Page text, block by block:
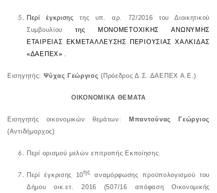
Περί έγκρισηςτης υπ. αρ. 72/2016 του Διοικητικού
Συμβουλίουτης ΜΟΝΟΜΕΤΟΧΙΚΗΣ ΑΝΩΝΥΜΗΣ
ΕΤΑΙΡΕΙΑΣ ΕΚΜΕΤΑΛΛΕΥΣΗΣ ΠΕΡΙΟΥΣΙΑΣ ΧΑΛΚΙΔΑΣ
«ΔΑΕΠΕΧ» .
Εισηγητής: Ψύχας Γεώργιος(Πρόεδρος Δ.Σ. ΔΑΕΠΕΧ Α.Ε.)
ΟΙΚΟΝΟΜΙΚΑ ΘΕΜΑΤΑ
Εισηγητής οικονομικών θεμάτων:
Μπαντούνας Γεώργιος
(Αντιδήμαρχος)
Περί ορισμού μελών επιτροπής Εκποίησης.
Περί έγκρισης 10ης αναμόρφωσης προϋπολογισμού του
Δήμου οικ.ετ. 2016 (507/16 απόφαση Οικονομικής